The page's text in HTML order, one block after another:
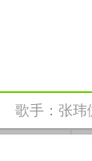
歌手： 张玮